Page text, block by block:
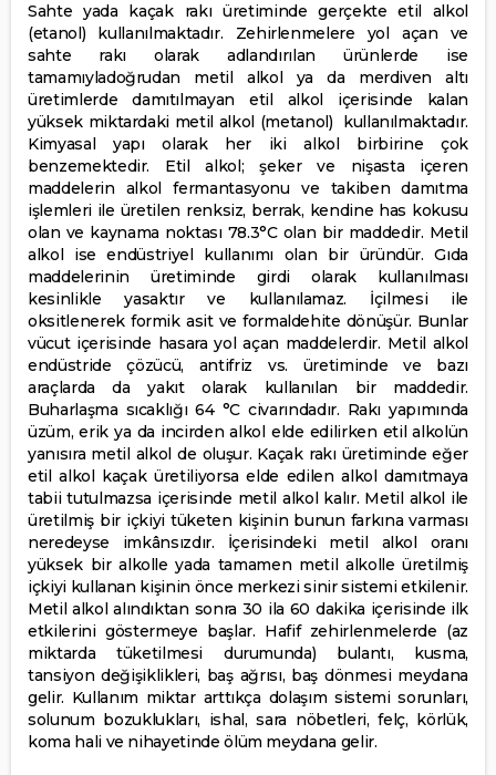
Sahte yada kaçak rakı üretiminde gerçekte etil alkol
(etanol) kullanılmaktadır. Zehirlenmelere yol açan ve
sahte rakı olarak adlandırılan ürünlerde ise
tamamıyladoğrudan metil alkol ya da merdiven altı
üretimlerde damıtılmayan etil alkol içerisinde kalan
yüksek miktardaki metil alkol (metanol) kullanılmaktadır.
Kimyasal yapı olarak her iki alkol birbirine çok
benzemektedir. Etil alkol; şeker ve nişasta içeren
maddelerin alkol fermantasyonu ve takiben damıtma
işlemleri ile üretilen renksiz, berrak, kendine has kokusu
olan ve kaynama noktası 78.3°C olan bir maddedir. Metil
alkol ise endüstriyel kullanımı olan bir üründür. Gıda
maddelerinin üretiminde girdi olarak kullanılması
kesinlikle yasaktır ve kullanılamaz. İçilmesi ile
oksitlenerek formik asit ve formaldehite dönüşür. Bunlar
vücut içerisinde hasara yol açan maddelerdir. Metil alkol
endüstride çözücü, antifriz vs. üretiminde ve bazı
araçlarda da yakıt olarak kullanılan bir maddedir.
Buharlaşma sıcaklığı 64 °C civarındadır. Rakı yapımında
üzüm, erik ya da incirden alkol elde edilirken etil alkolün
yanısıra metil alkol de oluşur. Kaçak rakı üretiminde eğer
etil alkol kaçak üretiliyorsa elde edilen alkol damıtmaya
tabii tutulmazsa içerisinde metil alkol kalır. Metil alkol ile
üretilmiş bir içkiyi tüketen kişinin bunun farkına varması
neredeyse imkânsızdır. İçerisindeki metil alkol oranı
yüksek bir alkolle yada tamamen metil alkolle üretilmiş
içkiyi kullanan kişinin önce merkezi sinir sistemi etkilenir.
Metil alkol alındıktan sonra 30 ila 60 dakika içerisinde ilk
etkilerini göstermeye başlar. Hafif zehirlenmelerde (az
miktarda tüketilmesi durumunda) bulantı, kusma,
tansiyon değişiklikleri, baş ağrısı, baş dönmesi meydana
gelir. Kullanım miktar arttıkça dolaşım sistemi sorunları,
solunum bozuklukları, ishal, sara nöbetleri, felç, körlük,
koma hali ve nihayetinde ölüm meydana gelir.